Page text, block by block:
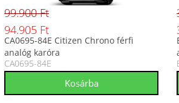
99.900 Ft
94.905 Ft
CA0695-84E Citizen Chrono férfi
analóg karóra
CA0695-84E